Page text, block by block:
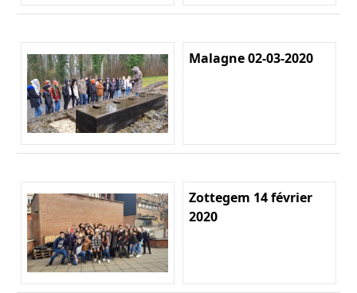
Malagne 02-03-2020
Zottegem 14 février
2020